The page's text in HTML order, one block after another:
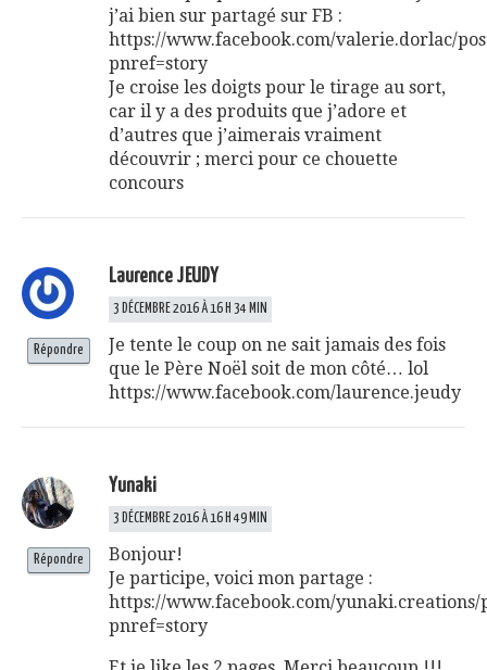
j’ai bien sur partagé sur FB :
https://www.facebook.com/valerie.dorlac/
pnref=story
Je croise les doigts pour le tirage au sort,
car il y a des produits que j’adore et
d’autres que j’aimerais vraiment
découvrir ; merci pour ce chouette
concours
Laurence JEUDY
3 DÉCEMBRE 2016 À 16 H 34 MIN
Je tente le coup on ne sait jamais des fois
que le Père Noël soit de mon côté… lol
https://www.facebook.com/laurence.jeudy
Répondre
Yunaki
3 DÉCEMBRE 2016 À 16 H 49 MIN
Bonjour!
Je participe, voici mon partage :
https://www.facebook.com/yunaki.creations/
pnref=story
Répondre